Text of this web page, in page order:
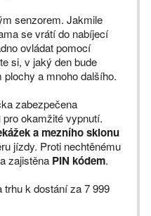
senzorem. Jakmile
se vrátí do nabíjecí
ovládat pomocí
si, v jaký den bude
a mnoho dalšího.
zabezpečena
pro okamžité vypnutí.
a mezního sklonu
jízdy. Proti nechtěnému
zajistěna PIN kódem.
trhu k dostání za 7 999